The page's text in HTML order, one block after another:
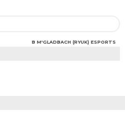
B M'GLADBACH (RYUK) ESPORTS